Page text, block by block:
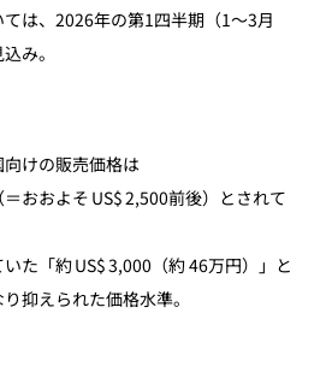
は、2026年の第1四半期（1〜3月
み。
けの販売価格は
おおよそ US$ 2,500前後）とされて
た「約 US$ 3,000（約 46万円）」と
抑えられた価格水準。